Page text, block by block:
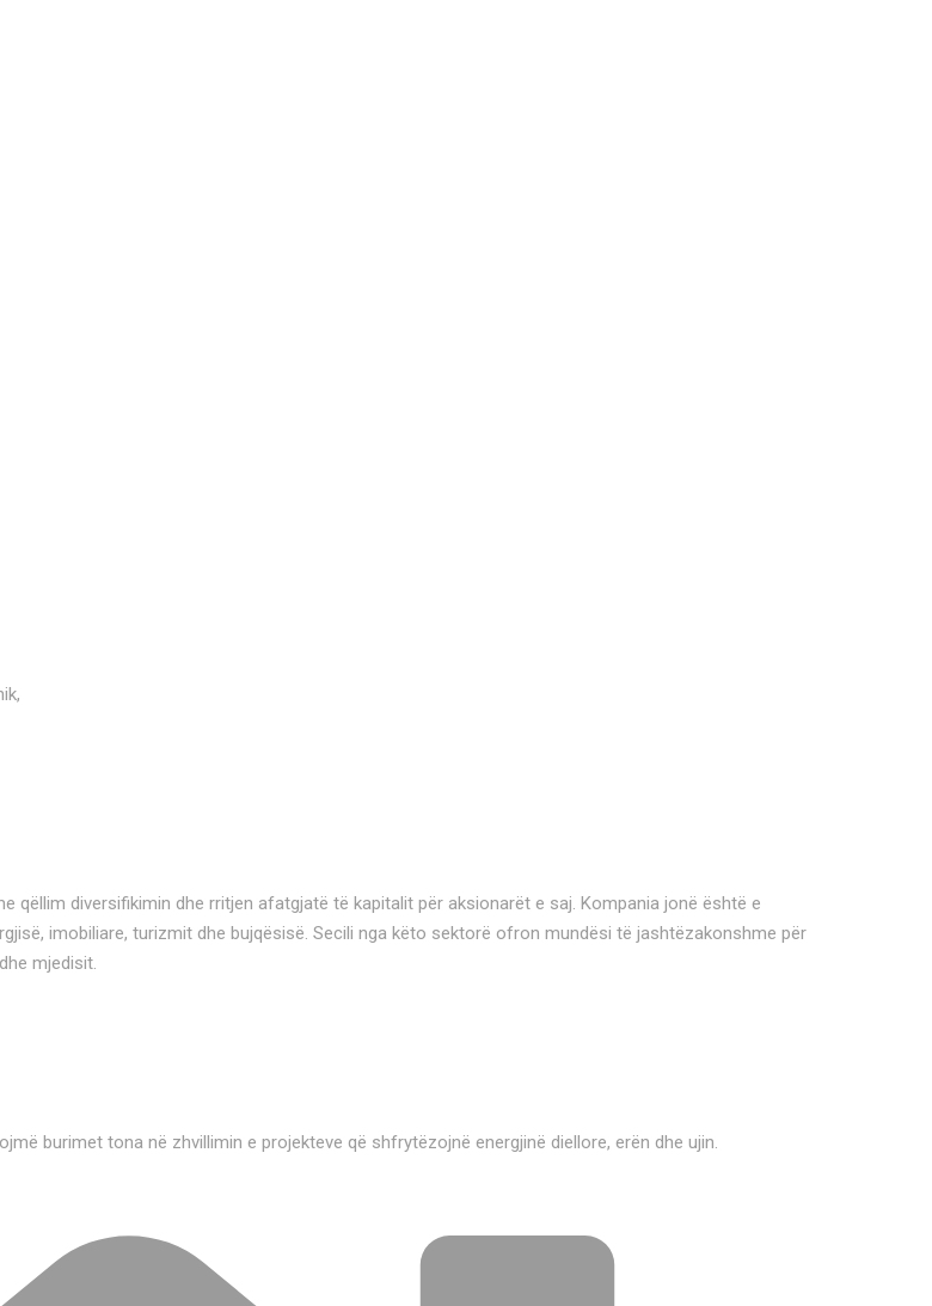
qëllim diversifikimin dhe rritjen afatgjatë të kapitalit për aksionarët e saj. Kompania jonë është e
imobiliare, turizmit dhe bujqësisë. Secili nga këto sektorë ofron mundësi të jashtëzakonshme për
mjedisit.
burimet tona në zhvillimin e projekteve që shfrytëzojnë energjinë diellore, erën dhe ujin.